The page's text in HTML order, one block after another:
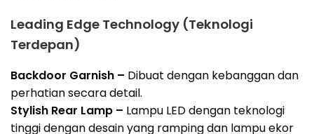
Leading Edge Technology (Teknologi
Terdepan)
Backdoor Garnish – Dibuat dengan kebanggan dan
perhatian secara detail.
Stylish Rear Lamp – Lampu LED dengan teknologi
tinggi dengan desain yang ramping dan lampu ekor